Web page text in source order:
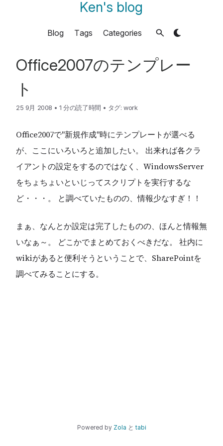
Ken's blog
Blog Tags Categories
Office2007のテンプレー
ト
25 9月 2008 • 1 分の読了時間 • タグ:work
Office2007で"新規作成"時にテンプレートが選べる
が、ここにいろいろと追加したい。 出来れば各クラ
イアントの設定をするのではなく、WindowsServer
をちょちょいといじってスクリプトを実行するな
ど・・・。 と調べていたものの、情報少なすぎ！！
まぁ、なんとか設定は完了したものの、ほんと情報無
いなぁ～。 どこかでまとめておくべきだな。 社内に
wikiがあると便利そうということで、SharePointを
調べてみることにする。
Powered by Zola と tabi